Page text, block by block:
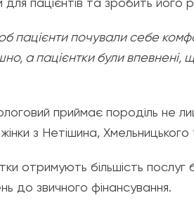
пацієнти почували себе
а пацієнтки були впевнені,
приймає породіль не
з Нетішина,
отримують більшість
до звичного фінансування.